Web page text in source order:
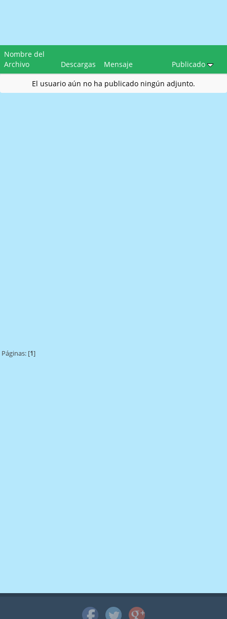
Nombre del
Archivo
Descargas Mensaje
Publicado
El usuario aún no ha publicado ningún adjunto.
Páginas: [1]